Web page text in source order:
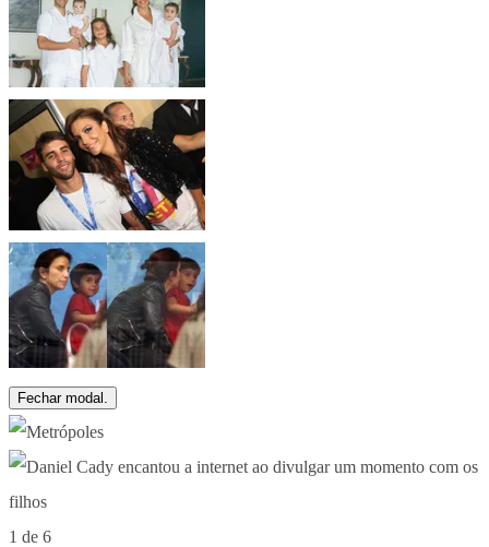
Fechar modal.
1 de 6